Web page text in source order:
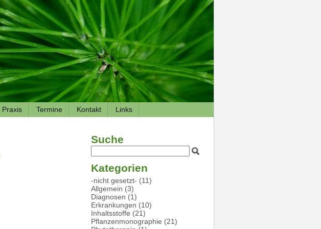
Praxis Termine Kontakt Links
Suche
Kategorien
-nicht gesetzt- (11)
Allgemein (3)
Diagnosen (1)
Erkrankungen (10)
Inhaltsstoffe (21)
Pflanzenmonographie (21)